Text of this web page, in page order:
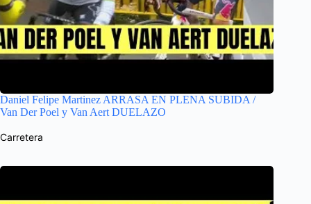
Daniel Felipe Martinez ARRASA EN PLENA SUBIDA /
Van Der Poel y Van Aert DUELAZO
Carretera